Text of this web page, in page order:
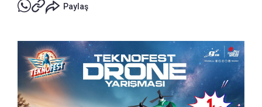
Paylaş